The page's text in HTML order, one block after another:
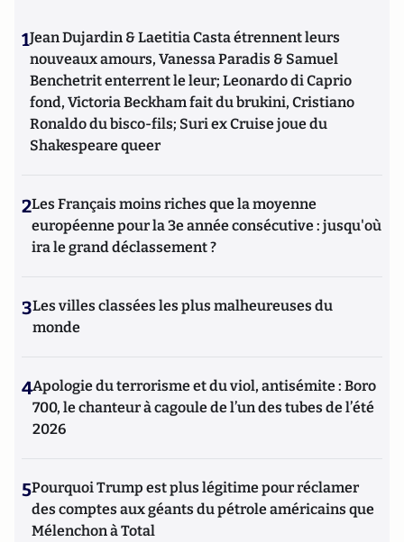
1Jean Dujardin & Laetitia Casta étrennent leurs
nouveaux amours, Vanessa Paradis & Samuel
Benchetrit enterrent le leur; Leonardo di Caprio
fond, Victoria Beckham fait du brukini, Cristiano
Ronaldo du bisco-fils; Suri ex Cruise joue du
Shakespeare queer
2Les Français moins riches que la moyenne
européenne pour la 3e année consécutive : jusqu'où
ira le grand déclassement ?
3Les villes classées les plus malheureuses du
monde
4Apologie du terrorisme et du viol, antisémite : Boro
700, le chanteur à cagoule de l’un des tubes de l’été
2026
5Pourquoi Trump est plus légitime pour réclamer
des comptes aux géants du pétrole américains que
Mélenchon à Total